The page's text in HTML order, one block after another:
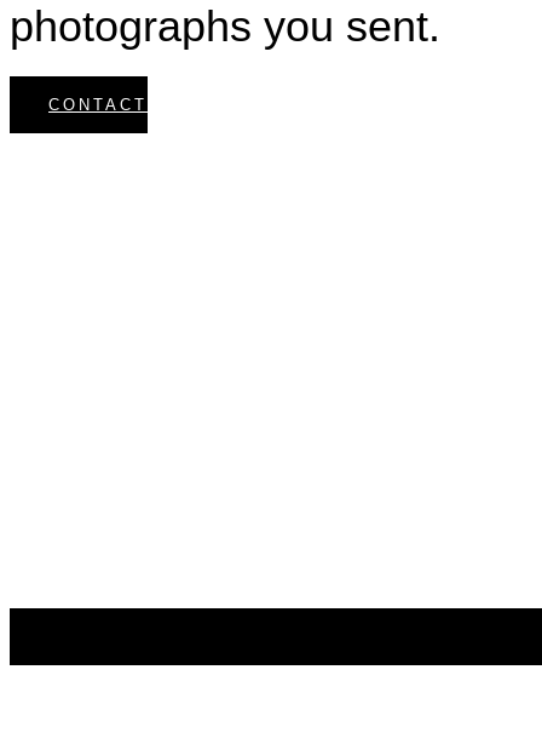
photographs you sent.
CONTACT